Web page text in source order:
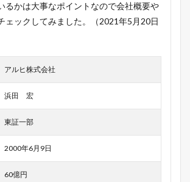
るかは大事なポイントなので会社概要や
ェックしてみました。（2021年5月20日
アルヒ株式会社
浜田 宏
東証一部
2000年6月9日
60億円